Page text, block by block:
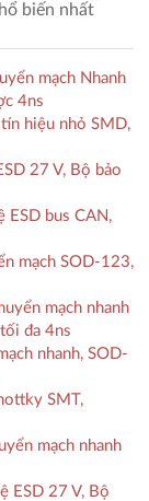
biến nhất
mạch Nhanh
4ns
hiệu nhỏ SMD,
27 V, Bộ bảo
ESD bus CAN,
mạch SOD-123,
mạch nhanh
đa 4ns
nhanh, SOD-
SMT,
mạch nhanh
ESD 27 V, Bộ